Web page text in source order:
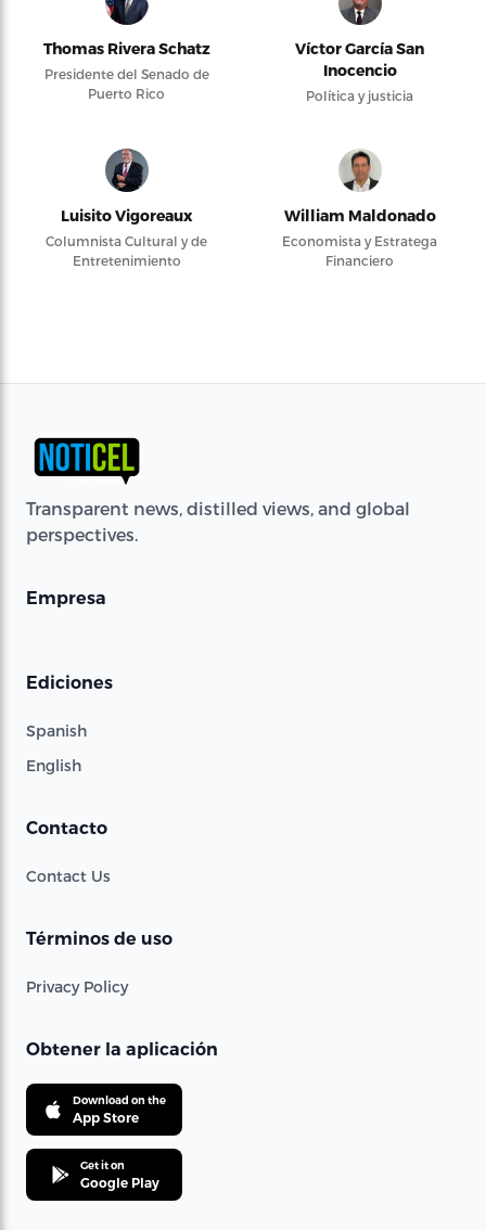
Thomas Rivera Schatz
Presidente del Senado de
Puerto Rico
Víctor García San
Inocencio
Política y justicia
Luisito Vigoreaux
Columnista Cultural y de
Entretenimiento
William Maldonado
Economista y Estratega
Financiero
Transparent news, distilled views, and global
perspectives.
Empresa
Ediciones
Spanish
English
Contacto
Contact Us
Términos de uso
Privacy Policy
Obtener la aplicación
Download on the
App Store
Get it on
Google Play